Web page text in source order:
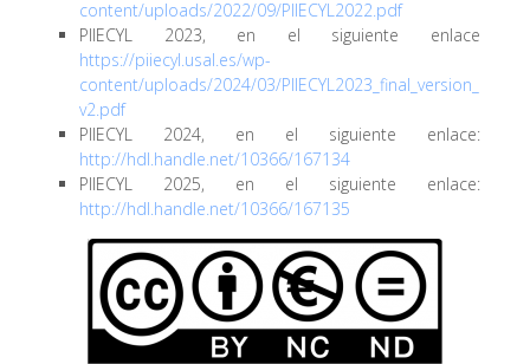
content/uploads/2022/09/PIIECYL2022.pdf
PIIECYL 2023, en el siguiente enlace
https://piiecyl.usal.es/wp-
content/uploads/2024/03/PIIECYL2023_final_version_
v2.pdf
PIIECYL 2024, en el siguiente enlace:
http://hdl.handle.net/10366/167134
PIIECYL 2025, en el siguiente enlace:
http://hdl.handle.net/10366/167135